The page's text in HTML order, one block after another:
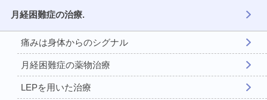
月経困難症の治療.
痛みは身体からのシグナル
月経困難症の薬物治療
LEPを用いた治療